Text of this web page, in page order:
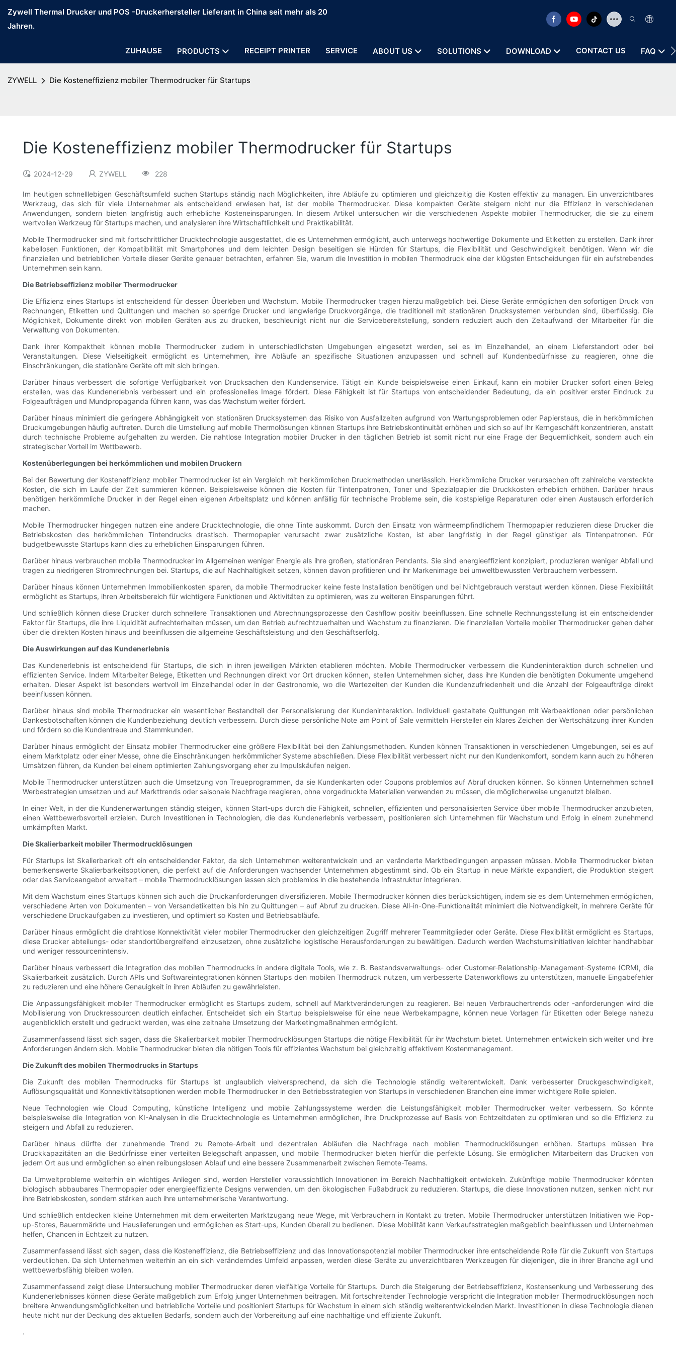
Zywell Thermal Drucker und POS -Druckerhersteller Lieferant in China seit mehr als 20
Jahren.
ZUHAUSE PRODUCTS RECEIPT PRINTER SERVICE ABOUT US SOLUTIONS DOWNLOAD CONTACT US FAQ
ZYWELL Die Kosteneffizienz mobiler Thermodrucker für Startups
Die Kosteneffizienz mobiler Thermodrucker für Startups
2024-12-29 ZYWELL 228
Im heutigen schnelllebigen Geschäftsumfeld suchen Startups ständig nach Möglichkeiten, ihre Abläufe zu optimieren und gleichzeitig die Kosten effektiv zu managen. Ein unverzichtbares
Werkzeug, das sich für viele Unternehmer als entscheidend erwiesen hat, ist der mobile Thermodrucker. Diese kompakten Geräte steigern nicht nur die Effizienz in verschiedenen
Anwendungen, sondern bieten langfristig auch erhebliche Kosteneinsparungen. In diesem Artikel untersuchen wir die verschiedenen Aspekte mobiler Thermodrucker, die sie zu einem
wertvollen Werkzeug für Startups machen, und analysieren ihre Wirtschaftlichkeit und Praktikabilität.
Mobile Thermodrucker sind mit fortschrittlicher Drucktechnologie ausgestattet, die es Unternehmen ermöglicht, auch unterwegs hochwertige Dokumente und Etiketten zu erstellen. Dank ihrer
kabellosen Funktionen, der Kompatibilität mit Smartphones und dem leichten Design beseitigen sie Hürden für Startups, die Flexibilität und Geschwindigkeit benötigen. Wenn wir die
finanziellen und betrieblichen Vorteile dieser Geräte genauer betrachten, erfahren Sie, warum die Investition in mobilen Thermodruck eine der klügsten Entscheidungen für ein aufstrebendes
Unternehmen sein kann.
Die Betriebseffizienz mobiler Thermodrucker
Die Effizienz eines Startups ist entscheidend für dessen Überleben und Wachstum. Mobile Thermodrucker tragen hierzu maßgeblich bei. Diese Geräte ermöglichen den sofortigen Druck von
Rechnungen, Etiketten und Quittungen und machen so sperrige Drucker und langwierige Druckvorgänge, die traditionell mit stationären Drucksystemen verbunden sind, überflüssig. Die
Möglichkeit, Dokumente direkt von mobilen Geräten aus zu drucken, beschleunigt nicht nur die Servicebereitstellung, sondern reduziert auch den Zeitaufwand der Mitarbeiter für die
Verwaltung von Dokumenten.
Dank ihrer Kompaktheit können mobile Thermodrucker zudem in unterschiedlichsten Umgebungen eingesetzt werden, sei es im Einzelhandel, an einem Lieferstandort oder bei
Veranstaltungen. Diese Vielseitigkeit ermöglicht es Unternehmen, ihre Abläufe an spezifische Situationen anzupassen und schnell auf Kundenbedürfnisse zu reagieren, ohne die
Einschränkungen, die stationäre Geräte oft mit sich bringen.
Darüber hinaus verbessert die sofortige Verfügbarkeit von Drucksachen den Kundenservice. Tätigt ein Kunde beispielsweise einen Einkauf, kann ein mobiler Drucker sofort einen Beleg
erstellen, was das Kundenerlebnis verbessert und ein professionelles Image fördert. Diese Fähigkeit ist für Startups von entscheidender Bedeutung, da ein positiver erster Eindruck zu
Folgeaufträgen und Mundpropaganda führen kann, was das Wachstum weiter fördert.
Darüber hinaus minimiert die geringere Abhängigkeit von stationären Drucksystemen das Risiko von Ausfallzeiten aufgrund von Wartungsproblemen oder Papierstaus, die in herkömmlichen
Druckumgebungen häufig auftreten. Durch die Umstellung auf mobile Thermolösungen können Startups ihre Betriebskontinuität erhöhen und sich so auf ihr Kerngeschäft konzentrieren, anstatt
durch technische Probleme aufgehalten zu werden. Die nahtlose Integration mobiler Drucker in den täglichen Betrieb ist somit nicht nur eine Frage der Bequemlichkeit, sondern auch ein
strategischer Vorteil im Wettbewerb.
Kostenüberlegungen bei herkömmlichen und mobilen Druckern
Bei der Bewertung der Kosteneffizienz mobiler Thermodrucker ist ein Vergleich mit herkömmlichen Druckmethoden unerlässlich. Herkömmliche Drucker verursachen oft zahlreiche versteckte
Kosten, die sich im Laufe der Zeit summieren können. Beispielsweise können die Kosten für Tintenpatronen, Toner und Spezialpapier die Druckkosten erheblich erhöhen. Darüber hinaus
benötigen herkömmliche Drucker in der Regel einen eigenen Arbeitsplatz und können anfällig für technische Probleme sein, die kostspielige Reparaturen oder einen Austausch erforderlich
machen.
Mobile Thermodrucker hingegen nutzen eine andere Drucktechnologie, die ohne Tinte auskommt. Durch den Einsatz von wärmeempfindlichem Thermopapier reduzieren diese Drucker die
Betriebskosten des herkömmlichen Tintendrucks drastisch. Thermopapier verursacht zwar zusätzliche Kosten, ist aber langfristig in der Regel günstiger als Tintenpatronen. Für
budgetbewusste Startups kann dies zu erheblichen Einsparungen führen.
Darüber hinaus verbrauchen mobile Thermodrucker im Allgemeinen weniger Energie als ihre großen, stationären Pendants. Sie sind energieeffizient konzipiert, produzieren weniger Abfall und
tragen zu niedrigeren Stromrechnungen bei. Startups, die auf Nachhaltigkeit setzen, können davon profitieren und ihr Markenimage bei umweltbewussten Verbrauchern verbessern.
Darüber hinaus können Unternehmen Immobilienkosten sparen, da mobile Thermodrucker keine feste Installation benötigen und bei Nichtgebrauch verstaut werden können. Diese Flexibilität
ermöglicht es Startups, ihren Arbeitsbereich für wichtigere Funktionen und Aktivitäten zu optimieren, was zu weiteren Einsparungen führt.
Und schließlich können diese Drucker durch schnellere Transaktionen und Abrechnungsprozesse den Cashflow positiv beeinflussen. Eine schnelle Rechnungsstellung ist ein entscheidender
Faktor für Startups, die ihre Liquidität aufrechterhalten müssen, um den Betrieb aufrechtzuerhalten und Wachstum zu finanzieren. Die finanziellen Vorteile mobiler Thermodrucker gehen daher
über die direkten Kosten hinaus und beeinflussen die allgemeine Geschäftsleistung und den Geschäftserfolg.
Die Auswirkungen auf das Kundenerlebnis
Das Kundenerlebnis ist entscheidend für Startups, die sich in ihren jeweiligen Märkten etablieren möchten. Mobile Thermodrucker verbessern die Kundeninteraktion durch schnellen und
effizienten Service. Indem Mitarbeiter Belege, Etiketten und Rechnungen direkt vor Ort drucken können, stellen Unternehmen sicher, dass ihre Kunden die benötigten Dokumente umgehend
erhalten. Dieser Aspekt ist besonders wertvoll im Einzelhandel oder in der Gastronomie, wo die Wartezeiten der Kunden die Kundenzufriedenheit und die Anzahl der Folgeaufträge direkt
beeinflussen können.
Darüber hinaus sind mobile Thermodrucker ein wesentlicher Bestandteil der Personalisierung der Kundeninteraktion. Individuell gestaltete Quittungen mit Werbeaktionen oder persönlichen
Dankesbotschaften können die Kundenbeziehung deutlich verbessern. Durch diese persönliche Note am Point of Sale vermitteln Hersteller ein klares Zeichen der Wertschätzung ihrer Kunden
und fördern so die Kundentreue und Stammkunden.
Darüber hinaus ermöglicht der Einsatz mobiler Thermodrucker eine größere Flexibilität bei den Zahlungsmethoden. Kunden können Transaktionen in verschiedenen Umgebungen, sei es auf
einem Marktplatz oder einer Messe, ohne die Einschränkungen herkömmlicher Systeme abschließen. Diese Flexibilität verbessert nicht nur den Kundenkomfort, sondern kann auch zu höheren
Umsätzen führen, da Kunden bei einem optimierten Zahlungsvorgang eher zu Impulskäufen neigen.
Mobile Thermodrucker unterstützen auch die Umsetzung von Treueprogrammen, da sie Kundenkarten oder Coupons problemlos auf Abruf drucken können. So können Unternehmen schnell
Werbestrategien umsetzen und auf Markttrends oder saisonale Nachfrage reagieren, ohne vorgedruckte Materialien verwenden zu müssen, die möglicherweise ungenutzt bleiben.
In einer Welt, in der die Kundenerwartungen ständig steigen, können Start-ups durch die Fähigkeit, schnellen, effizienten und personalisierten Service über mobile Thermodrucker anzubieten,
einen Wettbewerbsvorteil erzielen. Durch Investitionen in Technologien, die das Kundenerlebnis verbessern, positionieren sich Unternehmen für Wachstum und Erfolg in einem zunehmend
umkämpften Markt.
Die Skalierbarkeit mobiler Thermodrucklösungen
Für Startups ist Skalierbarkeit oft ein entscheidender Faktor, da sich Unternehmen weiterentwickeln und an veränderte Marktbedingungen anpassen müssen. Mobile Thermodrucker bieten
bemerkenswerte Skalierbarkeitsoptionen, die perfekt auf die Anforderungen wachsender Unternehmen abgestimmt sind. Ob ein Startup in neue Märkte expandiert, die Produktion steigert
oder das Serviceangebot erweitert – mobile Thermodrucklösungen lassen sich problemlos in die bestehende Infrastruktur integrieren.
Mit dem Wachstum eines Startups können sich auch die Druckanforderungen diversifizieren. Mobile Thermodrucker können dies berücksichtigen, indem sie es dem Unternehmen ermöglichen,
verschiedene Arten von Dokumenten – von Versandetiketten bis hin zu Quittungen – auf Abruf zu drucken. Diese All-in-One-Funktionalität minimiert die Notwendigkeit, in mehrere Geräte für
verschiedene Druckaufgaben zu investieren, und optimiert so Kosten und Betriebsabläufe.
Darüber hinaus ermöglicht die drahtlose Konnektivität vieler mobiler Thermodrucker den gleichzeitigen Zugriff mehrerer Teammitglieder oder Geräte. Diese Flexibilität ermöglicht es Startups,
diese Drucker abteilungs- oder standortübergreifend einzusetzen, ohne zusätzliche logistische Herausforderungen zu bewältigen. Dadurch werden Wachstumsinitiativen leichter handhabbar
und weniger ressourcenintensiv.
Darüber hinaus verbessert die Integration des mobilen Thermodrucks in andere digitale Tools, wie z. B. Bestandsverwaltungs- oder Customer-Relationship-Management-Systeme (CRM), die
Skalierbarkeit zusätzlich. Durch APIs und Softwareintegrationen können Startups den mobilen Thermodruck nutzen, um verbesserte Datenworkflows zu unterstützen, manuelle Eingabefehler
zu reduzieren und eine höhere Genauigkeit in ihren Abläufen zu gewährleisten.
Die Anpassungsfähigkeit mobiler Thermodrucker ermöglicht es Startups zudem, schnell auf Marktveränderungen zu reagieren. Bei neuen Verbrauchertrends oder -anforderungen wird die
Mobilisierung von Druckressourcen deutlich einfacher. Entscheidet sich ein Startup beispielsweise für eine neue Werbekampagne, können neue Vorlagen für Etiketten oder Belege nahezu
augenblicklich erstellt und gedruckt werden, was eine zeitnahe Umsetzung der Marketingmaßnahmen ermöglicht.
Zusammenfassend lässt sich sagen, dass die Skalierbarkeit mobiler Thermodrucklösungen Startups die nötige Flexibilität für ihr Wachstum bietet. Unternehmen entwickeln sich weiter und ihre
Anforderungen ändern sich. Mobile Thermodrucker bieten die nötigen Tools für effizientes Wachstum bei gleichzeitig effektivem Kostenmanagement.
Die Zukunft des mobilen Thermodrucks in Startups
Die Zukunft des mobilen Thermodrucks für Startups ist unglaublich vielversprechend, da sich die Technologie ständig weiterentwickelt. Dank verbesserter Druckgeschwindigkeit,
Auflösungsqualität und Konnektivitätsoptionen werden mobile Thermodrucker in den Betriebsstrategien von Startups in verschiedenen Branchen eine immer wichtigere Rolle spielen.
Neue Technologien wie Cloud Computing, künstliche Intelligenz und mobile Zahlungssysteme werden die Leistungsfähigkeit mobiler Thermodrucker weiter verbessern. So könnte
beispielsweise die Integration von KI-Analysen in die Drucktechnologie es Unternehmen ermöglichen, ihre Druckprozesse auf Basis von Echtzeitdaten zu optimieren und so die Effizienz zu
steigern und Abfall zu reduzieren.
Darüber hinaus dürfte der zunehmende Trend zu Remote-Arbeit und dezentralen Abläufen die Nachfrage nach mobilen Thermodrucklösungen erhöhen. Startups müssen ihre
Druckkapazitäten an die Bedürfnisse einer verteilten Belegschaft anpassen, und mobile Thermodrucker bieten hierfür die perfekte Lösung. Sie ermöglichen Mitarbeitern das Drucken von
jedem Ort aus und ermöglichen so einen reibungslosen Ablauf und eine bessere Zusammenarbeit zwischen Remote-Teams.
Da Umweltprobleme weiterhin ein wichtiges Anliegen sind, werden Hersteller voraussichtlich Innovationen im Bereich Nachhaltigkeit entwickeln. Zukünftige mobile Thermodrucker könnten
biologisch abbaubares Thermopapier oder energieeffiziente Designs verwenden, um den ökologischen Fußabdruck zu reduzieren. Startups, die diese Innovationen nutzen, senken nicht nur
ihre Betriebskosten, sondern stärken auch ihre unternehmerische Verantwortung.
Und schließlich entdecken kleine Unternehmen mit dem erweiterten Marktzugang neue Wege, mit Verbrauchern in Kontakt zu treten. Mobile Thermodrucker unterstützen Initiativen wie Pop-
up-Stores, Bauernmärkte und Hauslieferungen und ermöglichen es Start-ups, Kunden überall zu bedienen. Diese Mobilität kann Verkaufsstrategien maßgeblich beeinflussen und Unternehmen
helfen, Chancen in Echtzeit zu nutzen.
Zusammenfassend lässt sich sagen, dass die Kosteneffizienz, die Betriebseffizienz und das Innovationspotenzial mobiler Thermodrucker ihre entscheidende Rolle für die Zukunft von Startups
verdeutlichen. Da sich Unternehmen weiterhin an ein sich veränderndes Umfeld anpassen, werden diese Geräte zu unverzichtbaren Werkzeugen für diejenigen, die in ihrer Branche agil und
wettbewerbsfähig bleiben wollen.
Zusammenfassend zeigt diese Untersuchung mobiler Thermodrucker deren vielfältige Vorteile für Startups. Durch die Steigerung der Betriebseffizienz, Kostensenkung und Verbesserung des
Kundenerlebnisses können diese Geräte maßgeblich zum Erfolg junger Unternehmen beitragen. Mit fortschreitender Technologie verspricht die Integration mobiler Thermodrucklösungen noch
breitere Anwendungsmöglichkeiten und betriebliche Vorteile und positioniert Startups für Wachstum in einem sich ständig weiterentwickelnden Markt. Investitionen in diese Technologie dienen
heute nicht nur der Deckung des aktuellen Bedarfs, sondern auch der Vorbereitung auf eine nachhaltige und effiziente Zukunft.
.